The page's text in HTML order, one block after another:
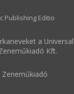
Publishing Editio
a Universal
Kft.